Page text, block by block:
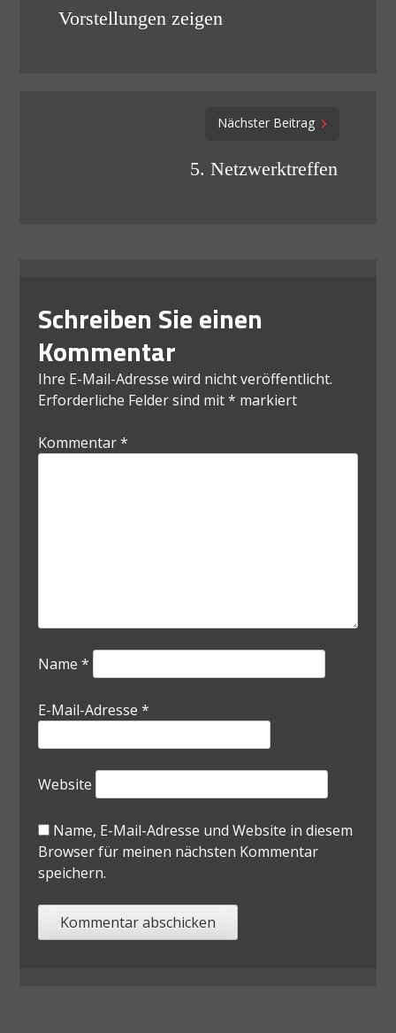
Vorstellungen zeigen
Nächster Beitrag
5. Netzwerktreffen
Schreiben Sie einen
Kommentar
Ihre E-Mail-Adresse wird nicht veröffentlicht.
Erforderliche Felder sind mit* markiert
Kommentar*
Name *
E-Mail-Adresse *
Website
Name, E-Mail-Adresse und Website in diesem
Browser für meinen nächsten Kommentar
speichern.